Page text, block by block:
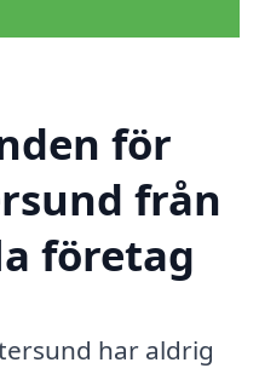
för
från
företag
har aldrig